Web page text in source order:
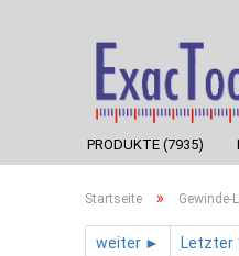
PRODUKTE (7935)
Startseite » Gewinde-
weiter ► Letzter